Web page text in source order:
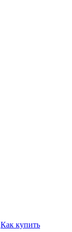
Как купить